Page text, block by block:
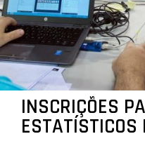
INSCRIÇÕES
ESTATÍSTICOS